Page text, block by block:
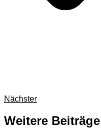
Nächster
Weitere Beiträge